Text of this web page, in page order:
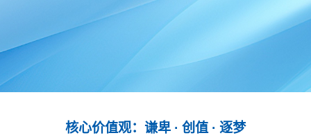
核心价值观：谦卑 · 创值 · 逐梦